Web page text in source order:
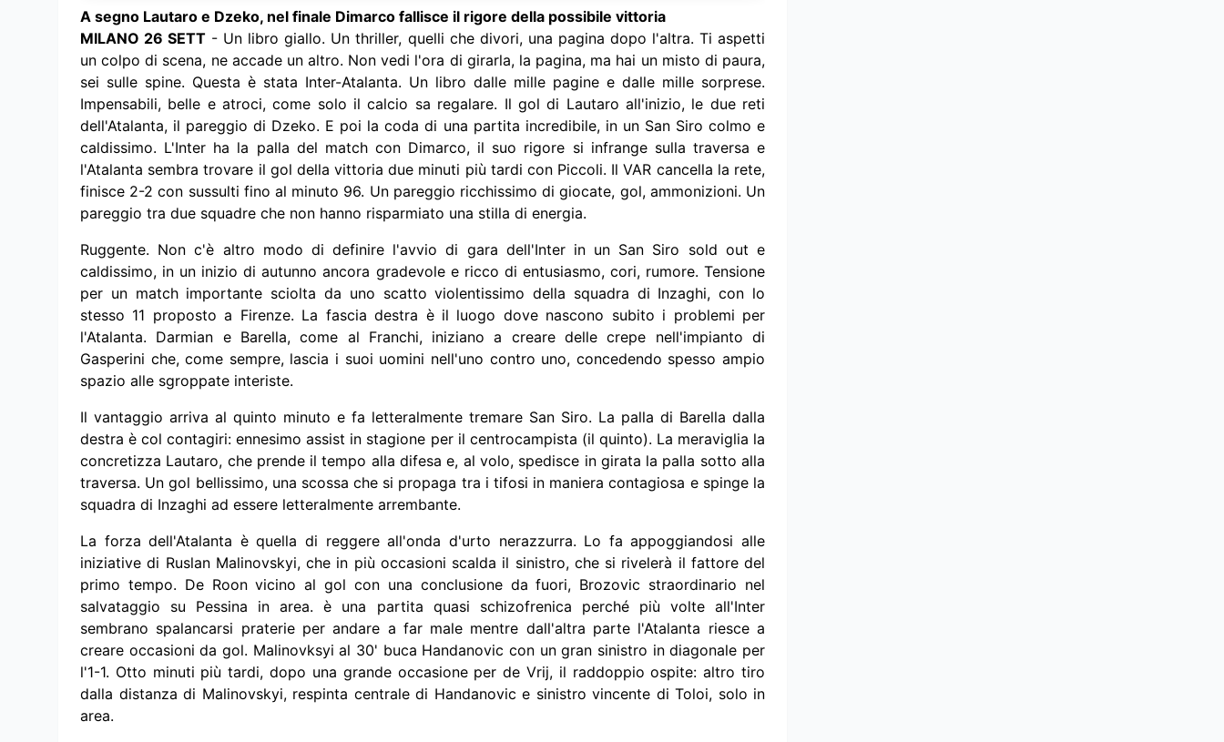
A segno Lautaro e Dzeko, nel finale Dimarco fallisce il rigore della possibile vittoria
MILANO 26 SETT - Un libro giallo. Un thriller, quelli che divori, una pagina dopo l'altra. Ti aspetti
un colpo di scena, ne accade un altro. Non vedi l'ora di girarla, la pagina, ma hai un misto di paura,
sei sulle spine. Questa è stata Inter-Atalanta. Un libro dalle mille pagine e dalle mille sorprese.
Impensabili, belle e atroci, come solo il calcio sa regalare. Il gol di Lautaro all'inizio, le due reti
dell'Atalanta, il pareggio di Dzeko. E poi la coda di una partita incredibile, in un San Siro colmo e
caldissimo. L'Inter ha la palla del match con Dimarco, il suo rigore si infrange sulla traversa e
l'Atalanta sembra trovare il gol della vittoria due minuti più tardi con Piccoli. Il VAR cancella la rete,
finisce 2-2 con sussulti fino al minuto 96. Un pareggio ricchissimo di giocate, gol, ammonizioni. Un
pareggio tra due squadre che non hanno risparmiato una stilla di energia.
Ruggente. Non c'è altro modo di definire l'avvio di gara dell'Inter in un San Siro sold out e
caldissimo, in un inizio di autunno ancora gradevole e ricco di entusiasmo, cori, rumore. Tensione
per un match importante sciolta da uno scatto violentissimo della squadra di Inzaghi, con lo
stesso 11 proposto a Firenze. La fascia destra è il luogo dove nascono subito i problemi per
l'Atalanta. Darmian e Barella, come al Franchi, iniziano a creare delle crepe nell'impianto di
Gasperini che, come sempre, lascia i suoi uomini nell'uno contro uno, concedendo spesso ampio
spazio alle sgroppate interiste.
Il vantaggio arriva al quinto minuto e fa letteralmente tremare San Siro. La palla di Barella dalla
destra è col contagiri: ennesimo assist in stagione per il centrocampista (il quinto). La meraviglia la
concretizza Lautaro, che prende il tempo alla difesa e, al volo, spedisce in girata la palla sotto alla
traversa. Un gol bellissimo, una scossa che si propaga tra i tifosi in maniera contagiosa e spinge la
squadra di Inzaghi ad essere letteralmente arrembante.
La forza dell'Atalanta è quella di reggere all'onda d'urto nerazzurra. Lo fa appoggiandosi alle
iniziative di Ruslan Malinovskyi, che in più occasioni scalda il sinistro, che si rivelerà il fattore del
primo tempo. De Roon vicino al gol con una conclusione da fuori, Brozovic straordinario nel
salvataggio su Pessina in area. è una partita quasi schizofrenica perché più volte all'Inter
sembrano spalancarsi praterie per andare a far male mentre dall'altra parte l'Atalanta riesce a
creare occasioni da gol. Malinovksyi al 30' buca Handanovic con un gran sinistro in diagonale per
l'1-1. Otto minuti più tardi, dopo una grande occasione per de Vrij, il raddoppio ospite: altro tiro
dalla distanza di Malinovskyi, respinta centrale di Handanovic e sinistro vincente di Toloi, solo in
area.